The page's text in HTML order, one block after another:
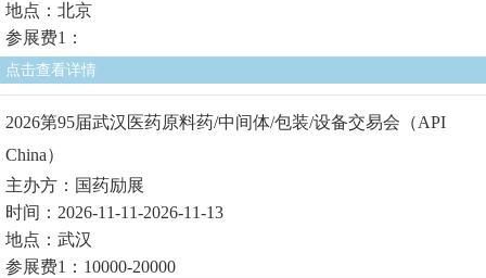
地点：北京
参展费1：
点击查看详情
2026第95届武汉医药原料药/中间体/包装/设备交易会（API
China）
主办方：国药励展
时间：2026-11-11-2026-11-13
地点：武汉
参展费1：10000-20000